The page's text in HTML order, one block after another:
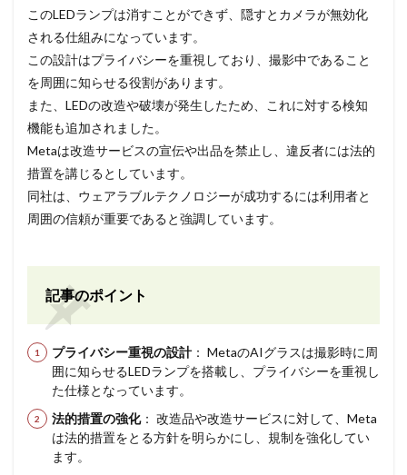
このLEDランプは消すことができず、隠すとカメラが無効化
される仕組みになっています。
この設計はプライバシーを重視しており、撮影中であること
を周囲に知らせる役割があります。
また、LEDの改造や破壊が発生したため、これに対する検知
機能も追加されました。
Metaは改造サービスの宣伝や出品を禁止し、違反者には法的
措置を講じるとしています。
同社は、ウェアラブルテクノロジーが成功するには利用者と
周囲の信頼が重要であると強調しています。
記事のポイント
プライバシー重視の設計： MetaのAIグラスは撮影時に周
囲に知らせるLEDランプを搭載し、プライバシーを重視し
た仕様となっています。
法的措置の強化： 改造品や改造サービスに対して、Meta
は法的措置をとる方針を明らかにし、規制を強化してい
ます。